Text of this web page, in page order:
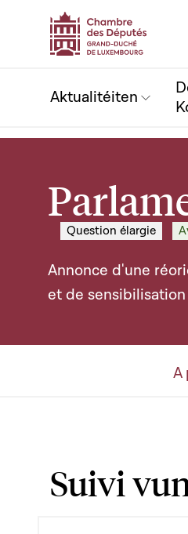
Aktualitéiten
Question élargie
Annonce d'une
et de
A
Suivi